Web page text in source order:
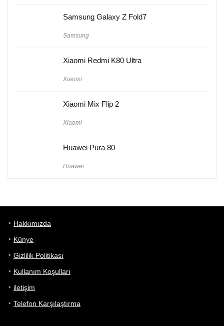
Samsung Galaxy Z Fold7
Samsung
Xiaomi Redmi K80 Ultra
Xiaomi
Xiaomi Mix Flip 2
Xiaomi
Huawei Pura 80
Huawei
Hakkımızda
Künye
Gizlilik Politikası
Kullanım Koşulları
iletişim
Telefon Karşılaştırma